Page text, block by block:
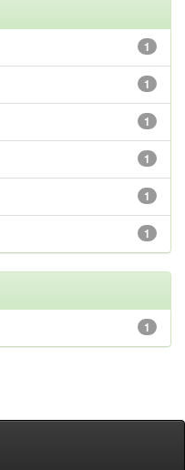
1
1
1
1
1
1
1